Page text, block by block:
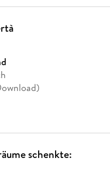
schenkte: